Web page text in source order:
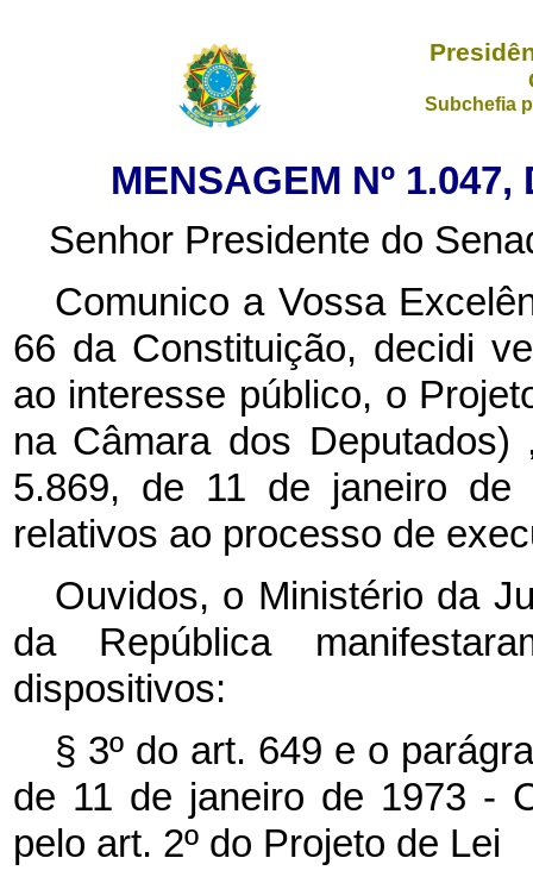
Subchefia
MENSAGEM Nº
Senhor Presidente do
Comunico a Vossa
66 da Constituição, decidi
ao interesse público, o
na Câmara dos Deputados)
5.869, de 11 de janeiro
relativos ao processo de
Ouvidos, o Ministério da
da República
dispositivos:
§ 3º do art. 649 e o
de 11 de janeiro de 1973 -
pelo art. 2º do Projeto de Lei